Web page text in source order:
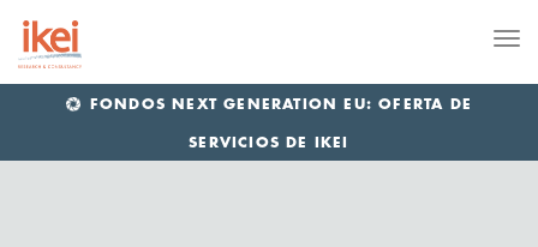
FONDOS NEXT GENERATION EU: OFERTA DE
SERVICIOS DE IKEI